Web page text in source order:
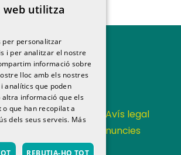
Política de privacitat
Avís legal
Canal de denuncies
Memoria anual
web utilitza
per personalitzar
i per analitzar el nostre
informació sobre
lloc amb els nostres
analítics que poden
informació que els
que han recopilat a
dels seus serveis. Más
REBUTJA-HO TOT